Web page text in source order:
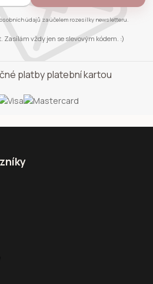
údajů za účelem rozesílky newsletteru.
Zasílám vždy jen se slevovým kódem. :)
platby platební kartou